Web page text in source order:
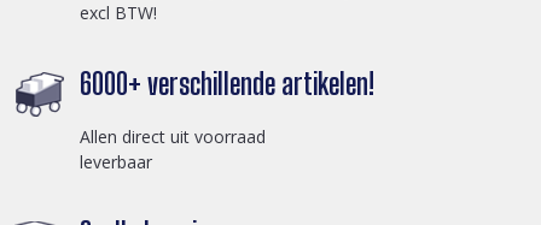
excl BTW!
6000+ verschillende artikelen!
Allen direct uit voorraad
leverbaar